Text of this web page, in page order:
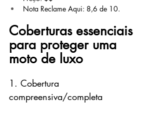
Nota Reclame Aqui: 8,6 de 10.
Coberturas essenciais
para proteger uma
moto de luxo
1. Cobertura
compreensiva/completa